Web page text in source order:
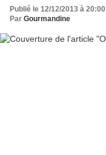
Publié le 12/12/2013 à 20:00
Par Gourmandine